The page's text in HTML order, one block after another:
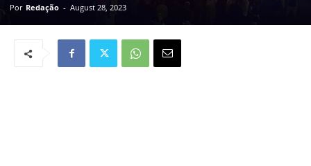
Por Redação - August 28, 2023